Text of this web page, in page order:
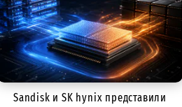
Sandisk и SK hynix представили